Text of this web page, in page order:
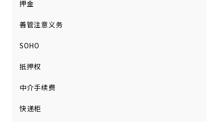
押金
善管注意义务
SOHO
抵押权
中介手续费
快递柜